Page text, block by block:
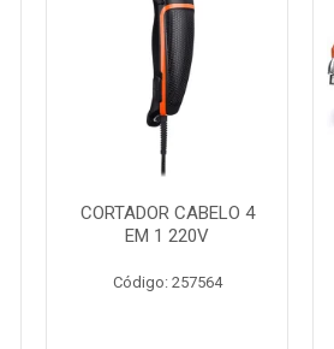
CORTADOR CABELO 4
EM 1 220V
Código: 257564